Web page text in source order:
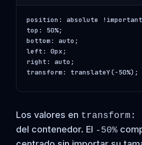
position: absolute
top: 50%;
bottom: auto;
left: 0px;
right: auto;
transform: translateY(-50%);
Los valores en transform:
del contenedor. El -50%